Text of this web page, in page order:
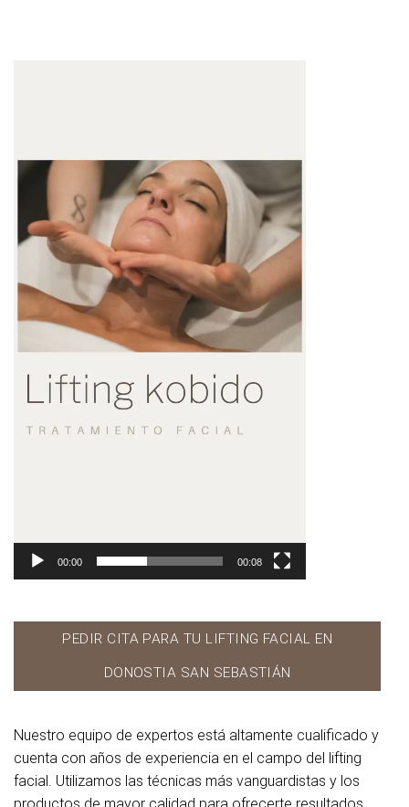
00:00 00:08
PEDIR CITA PARA TU LIFTING FACIAL EN
DONOSTIA SAN SEBASTIÁN
Nuestro equipo de expertos está altamente cualificado y
cuenta con años de experiencia en el campo del lifting
facial. Utilizamos las técnicas más vanguardistas y los